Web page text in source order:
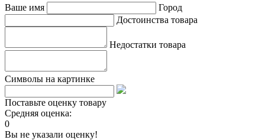
Ваше имя
Город
Достоинства товара
Недостатки товара
Символы на картинке
Поставьте оценку товару
Средняя оценка:
0
Вы не указали оценку!